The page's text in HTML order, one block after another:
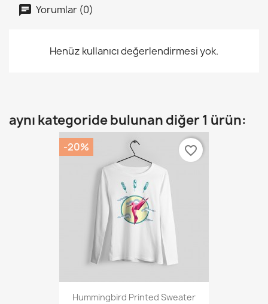
Yorumlar (0)
Henüz kullanıcı değerlendirmesi yok.
aynı kategoride bulunan diğer 1 ürün:
Hummingbird Printed Sweater
-20% favorite_border